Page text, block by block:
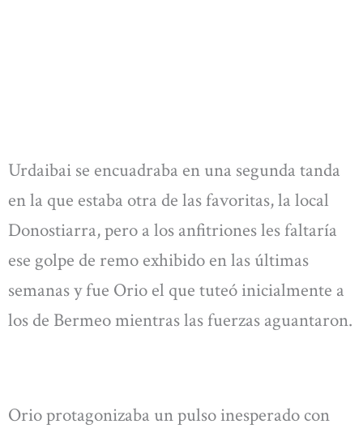
Urdaibai se encuadraba en una segunda tanda
en la que estaba otra de las favoritas, la local
Donostiarra, pero a los anfitriones les faltaría
ese golpe de remo exhibido en las últimas
semanas y fue Orio el que tuteó inicialmente a
los de Bermeo mientras las fuerzas aguantaron.
Orio protagonizaba un pulso inesperado con